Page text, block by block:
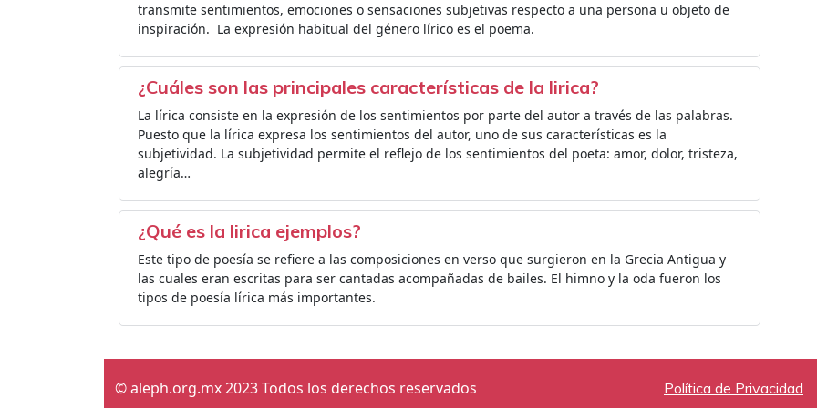
transmite sentimientos, emociones o sensaciones subjetivas respecto a una persona u objeto de
inspiración. ​ La expresión habitual del género lírico es el poema.
¿Cuáles son las principales características de la lirica?
La lírica consiste en la expresión de los sentimientos por parte del autor a través de las palabras.
Puesto que la lírica expresa los sentimientos del autor, uno de sus características es la
subjetividad. La subjetividad permite el reflejo de los sentimientos del poeta: amor, dolor, tristeza,
alegría…
¿Qué es la lirica ejemplos?
Este tipo de poesía se refiere a las composiciones en verso que surgieron en la Grecia Antigua y
las cuales eran escritas para ser cantadas acompañadas de bailes. El himno y la oda fueron los
tipos de poesía lírica más importantes.
© aleph.org.mx 2023 Todos los derechos reservados Política de Privacidad